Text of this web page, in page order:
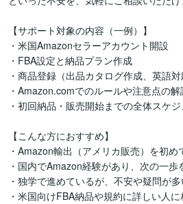
【サポート対象の内容（一例）】
・米国Amazonセラーアカウント開設
・FBA設定と納品プラン作成
・商品登録（出品カタログ作成、英語対
・Amazon.comでのルールや注意点の解
・初回納品・販売開始までの全体スケ
【こんな方におすすめ】
・Amazon輸出（アメリカ販売）を初め
・国内でAmazon経験があり、次の一
・独学で進めているが、不安や疑問が
・米国向けFBA納品や規約に詳しい人